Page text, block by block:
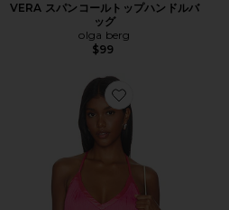
VERA スパンコールトップハンドルバ
ッグ
olga berg
$99
Favorite INEZ トップ